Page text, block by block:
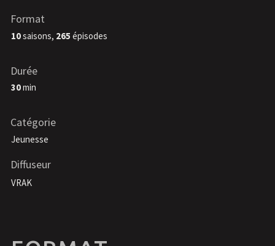
Format
10saisons, 265 épisodes
Durée
30min
Catégorie
Jeunesse
Diffuseur
VRAK